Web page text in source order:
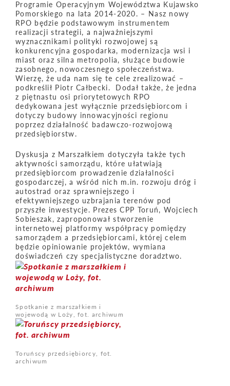
Programie Operacyjnym Województwa Kujawsko
Pomorskiego na lata 2014-2020. – Nasz nowy
RPO będzie podstawowym instrumentem
realizacji strategii, a najważniejszymi
wyznacznikami polityki rozwojowej są
konkurencyjna gospodarka, modernizacja wsi i
miast oraz silna metropolia, służące budowie
zasobnego, nowoczesnego społeczeństwa.
Wierzę, że uda nam się te cele zrealizować –
podkreślił Piotr Całbecki. Dodał także, że jedna
z piętnastu osi priorytetowych RPO
dedykowana jest wyłącznie przedsiębiorcom i
dotyczy budowy innowacyjności regionu
poprzez działalność badawczo-rozwojową
przedsiębiorstw.
Dyskusja z Marszałkiem dotyczyła także tych
aktywności samorządu, które ułatwiają
przedsiębiorcom prowadzenie działalności
gospodarczej, a wśród nich m.in. rozwoju dróg i
autostrad oraz sprawniejszego i
efektywniejszego uzbrajania terenów pod
przyszłe inwestycje. Prezes CPP Toruń, Wojciech
Sobieszak, zaproponował stworzenie
internetowej platformy współpracy pomiędzy
samorządem a przedsiębiorcami, której celem
będzie opiniowanie projektów, wymiana
doświadczeń czy specjalistyczne doradztwo.
Spotkanie z marszałkiem i
wojewodą w Loży, fot. archiwum
Toruńscy przedsiębiorcy, fot.
archiwum